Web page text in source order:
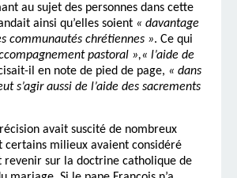
au sujet des personnes dans cette
ainsi qu’elles soient « davantage
communautés chrétiennes ». Ce qui
pastoral »,« l’aide de
il en note de pied de page, « dans
s’agir aussi de l’aide des sacrements
avait suscité de nombreux
certains milieux avaient considéré
revenir sur la doctrine catholique de